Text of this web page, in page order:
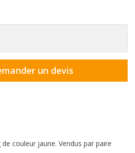
un devis
couleur jaune. Vendus par paire